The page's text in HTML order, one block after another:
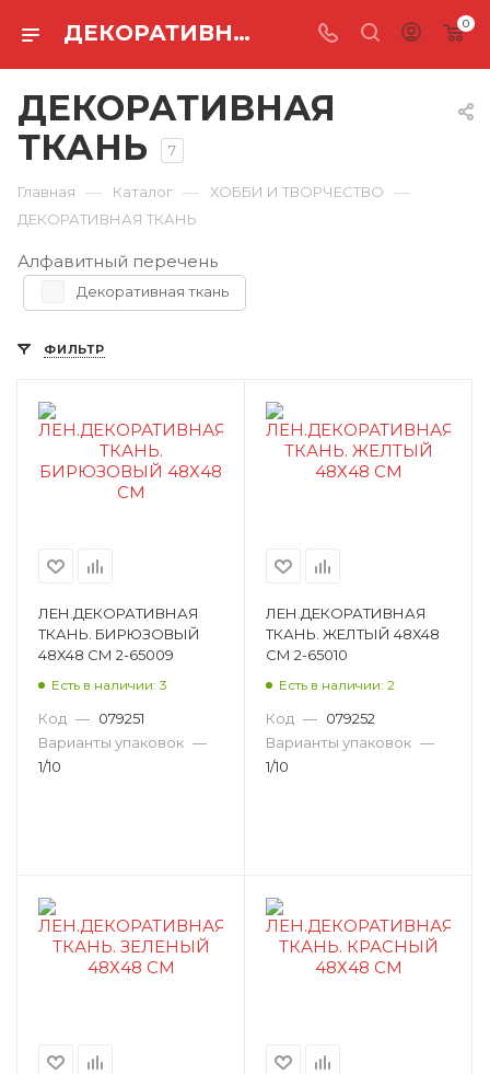
ДЕКОРАТИВНАЯ ТКАНЬ 0
ДЕКОРАТИВНАЯ
ТКАНЬ
7
Главная — Каталог — ХОББИ И ТВОРЧЕСТВО —
ДЕКОРАТИВНАЯ ТКАНЬ
Алфавитный перечень
Декоративная ткань
ФИЛЬТР
ЛЕН.ДЕКОРАТИВНАЯ
ТКАНЬ. БИРЮЗОВЫЙ
48Х48 СМ 2-65009
Есть в наличии: 3
Код — 079251
Варианты упаковок —
1/10
ЛЕН.ДЕКОРАТИВНАЯ
ТКАНЬ. ЖЕЛТЫЙ 48Х48
СМ 2-65010
Есть в наличии: 2
Код — 079252
Варианты упаковок —
1/10